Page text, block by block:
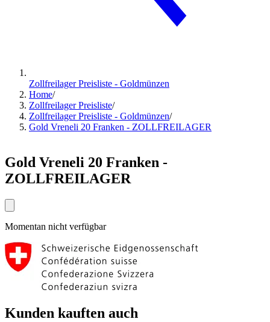
Zollfreilager Preisliste - Goldmünzen
Home/
Zollfreilager Preisliste/
Zollfreilager Preisliste - Goldmünzen/
Gold Vreneli 20 Franken - ZOLLFREILAGER
Gold Vreneli 20 Franken -
ZOLLFREILAGER
Momentan nicht verfügbar
Kunden kauften auch